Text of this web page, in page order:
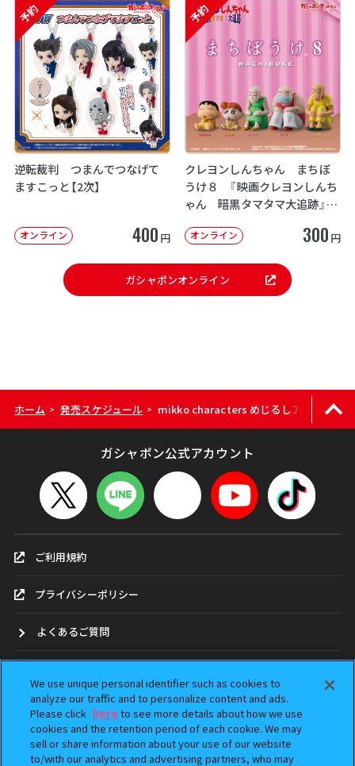
予約
逆転裁判 つまんでつなげて
ますこっと【2次】
オンライン 400 円
予約
クレヨンしんちゃん まちぼ
うけ８ 『映画クレヨンしんち
ゃん 暗黒タマタマ大追跡』【2
オンライン 300 円
ガシャポンオンライン
ホーム > 発売スケジュール > mikko characters めじるしアクセサリー
ガシャポン公式アカウント
ご利用規約
プライバシーポリシー
よくあるご質問
ガシャポンどこ？
アンケート
We use unique personal identifier such as cookies to
analyze our traffic and to personalize content and ads.
Please click here to see more details about how we use
cookies and the retention period of each cookie. We may
sell or share information about your use of our website
to/with our analytics and advertising partners, who may